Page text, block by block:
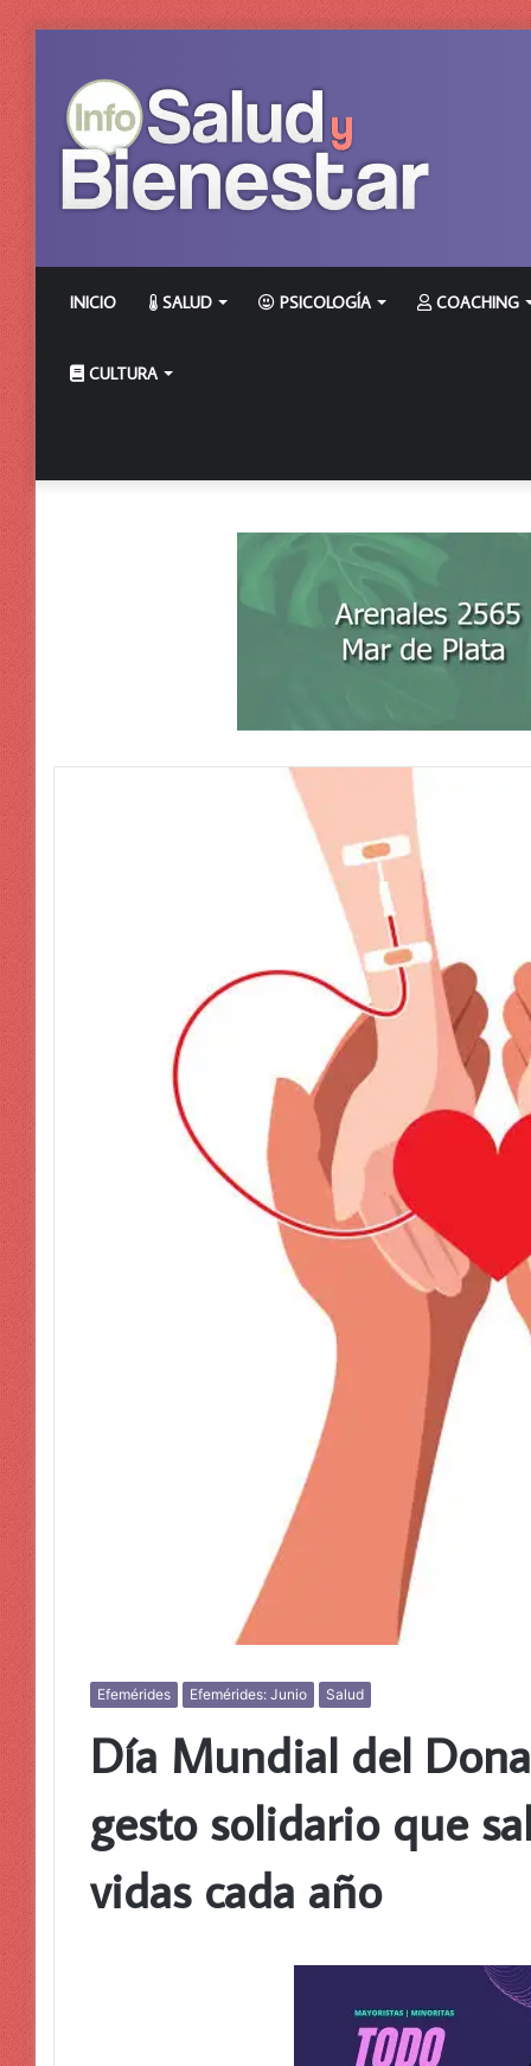
INICIO SALUD PSICOLOGÍA COACHING
CULTURA
Efemérides Efemérides: Junio Salud
Día Mundial del
gesto solidario que
vidas cada año